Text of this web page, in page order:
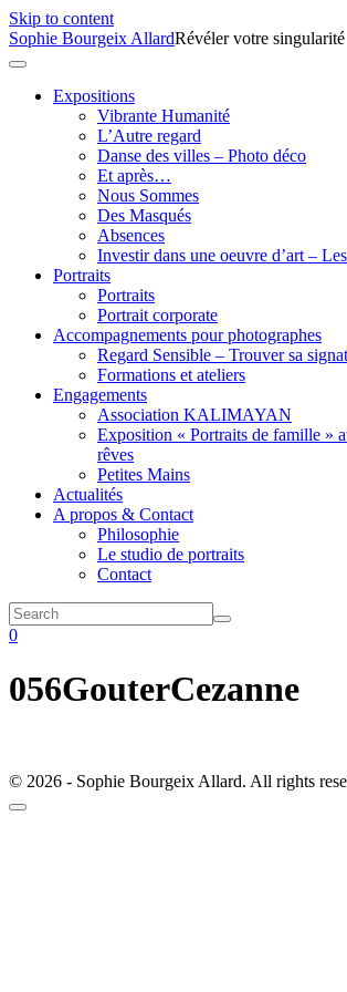
Skip to content
Sophie Bourgeix AllardRévéler votre singularité
Expositions
Vibrante Humanité
L’Autre regard
Danse des villes – Photo déco
Et après…
Nous Sommes
Des Masqués
Absences
Investir dans une oeuvre d’art –
Portraits
Portraits
Portrait corporate
Accompagnements pour photographes
Regard Sensible – Trouver sa
Formations et ateliers
Engagements
Association KALIMAYAN
Exposition « Portraits de famille »
rêves
Petites Mains
Actualités
A propos & Contact
Philosophie
Le studio de portraits
Contact
0
056GouterCezanne
© 2026 - Sophie Bourgeix Allard. All rights